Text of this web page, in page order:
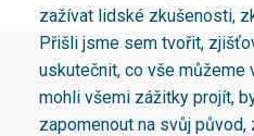
zažívat lidské zkušenosti,
Přišli jsme sem tvořit,
uskutečnit, co vše můžeme
mohli všemi zážitky projít,
zapomenout na svůj